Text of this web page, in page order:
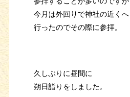
今月は外回りで神社の近くへ
行ったのでその際に参拝。
久しぶりに昼間に
朔日詣りをしました。